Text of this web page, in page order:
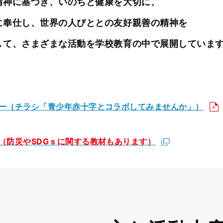
仕し、世界の人びととの友好親善の精神を
、さまざまな活動を学校教育の中で展開していま
チラシ「青少年赤十字とコラボしてみませんか」）
防災やSDGｓに関する教材もあります）